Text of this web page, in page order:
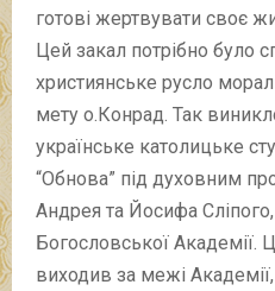
готові жертвувати своє
Цей закал потрібно було
християнське русло
мету о.Конрад. Так
українське католицьке
“Обнова” під духовним
Андрея та Йосифа Сліпого,
Богословської
виходив за межі